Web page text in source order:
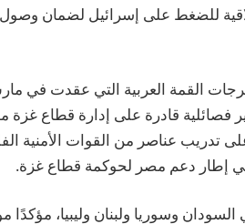
للضغط على إسرائيل لضمان
القمة العربية التي عقدت في
فصائلية قادرة على إدارة قطاع غزة
عناصر من القوات الأمنية
إطار دعم مصر لحوكمة قطاع غزة.
وسوريا ولبنان وليبيا،